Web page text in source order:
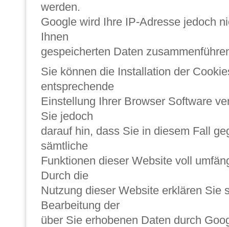
werden.
Google wird Ihre IP-Adresse jedoch
Ihnen
gespeicherten Daten
Sie können die Installation der
entsprechende
Einstellung Ihrer Browser Software
Sie jedoch
darauf hin, dass Sie in diesem Fall
sämtliche
Funktionen dieser Website voll
Durch die
Nutzung dieser Website erklären Sie
Bearbeitung der
über Sie erhobenen Daten durch